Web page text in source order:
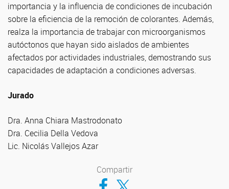
importancia y la influencia de condiciones de incubación
sobre la eficiencia de la remoción de colorantes. Además,
realza la importancia de trabajar con microorganismos
autóctonos que hayan sido aislados de ambientes
afectados por actividades industriales, demostrando sus
capacidades de adaptación a condiciones adversas.
Jurado
Dra. Anna Chiara Mastrodonato
Dra. Cecilia Della Vedova
Lic. Nicolás Vallejos Azar
Compartir
Compartir en Facebook
Compartir en Twitter